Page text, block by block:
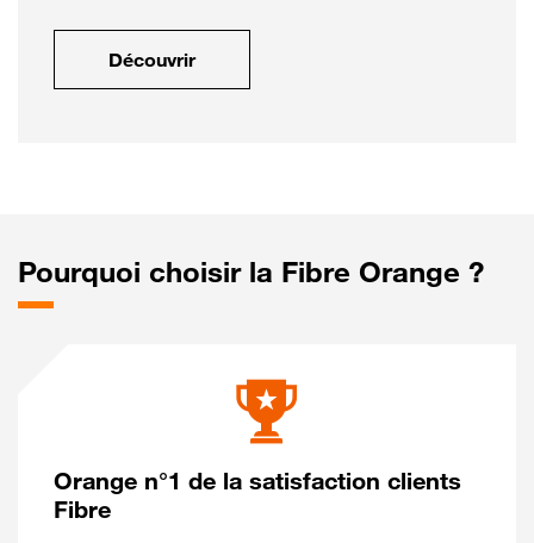
Découvrir
Pourquoi choisir la Fibre Orange ?
Orange n°1 de la satisfaction clients
Fibre